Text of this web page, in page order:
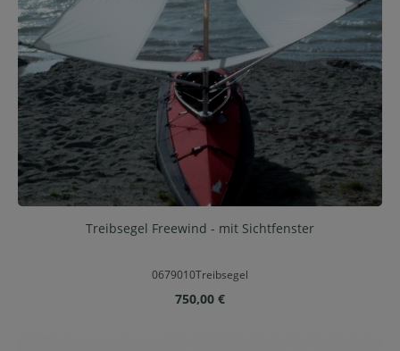
Treibsegel Freewind - mit Sichtfenster
0679010Treibsegel
Regulärer Preis:
750,00 €